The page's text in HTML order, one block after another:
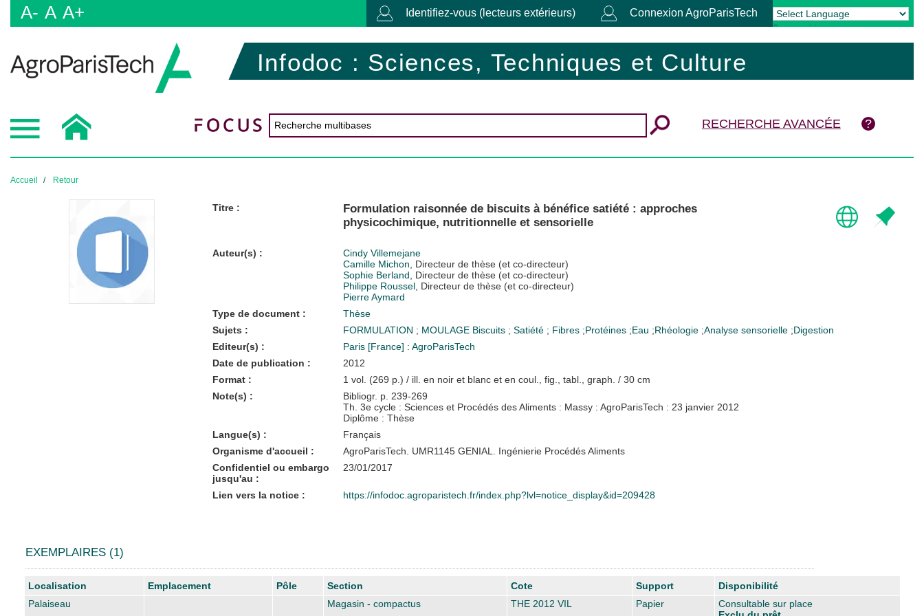
A- A A+ Identifiez-vous (lecteurs extérieurs) Connexion AgroParisTech
Powered by Translate
Infodoc : Sciences, Techniques et Culture
RECHERCHE AVANCÉE
Accueil Retour
Titre :
Formulation raisonnée de biscuits à bénéfice satiété : approches
physicochimique, nutritionnelle et sensorielle
Auteur(s) :
Cindy Villemejane
Camille Michon , Directeur de thèse (et co-directeur)
Sophie Berland , Directeur de thèse (et co-directeur)
Philippe Roussel, Directeur de thèse (et co-directeur)
Pierre Aymard
Type de document :
Thèse
Sujets :
FORMULATION ; MOULAGE Biscuits ; Satiété ; Fibres ;Protéines ;Eau ;Rhéologie ;Analyse sensorielle ;Digestion
Editeur(s) :
Paris [France] : AgroParisTech
Date de publication :
2012
Format :
1 vol. (269 p.) / ill. en noir et blanc et en coul., fig., tabl., graph. / 30 cm
Note(s) :
Bibliogr. p. 239-269
Th. 3e cycle : Sciences et Procédés des Aliments : Massy : AgroParisTech : 23 janvier 2012
Diplôme : Thèse
Langue(s) :
Français
Organisme d'accueil :
AgroParisTech. UMR1145 GENIAL. Ingénierie Procédés Aliments
Confidentiel ou embargo
jusqu'au :
23/01/2017
Lien vers la notice : https://infodoc.agroparistech.fr/index.php?lvl=notice_display&id=209428
EXEMPLAIRES (1)
Liste des exemplaires
Localisation Emplacement Pôle Section Cote Support
Disponibilité
Palaiseau
Magasin - compactus THE 2012 VIL Papier
Consultable sur place